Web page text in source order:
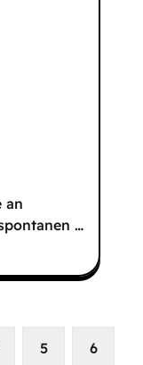
an
…
5 6